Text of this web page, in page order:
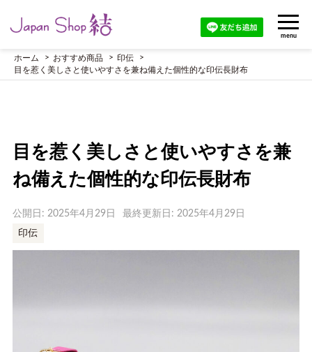
menu
ホーム おすすめ商品
印伝
目を惹く美しさと使いやすさを兼ね備えた個性的な印伝長財布
目を惹く美しさと使いやすさを兼
ね備えた個性的な印伝長財布
公開日: 2025年4月29日
最終更新日: 2025年4月29日
印伝